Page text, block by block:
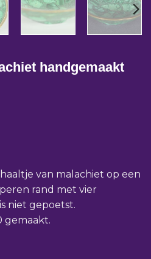
handgemaakt
van malachiet op een
rand met vier
niet gepoetst.
gemaakt.